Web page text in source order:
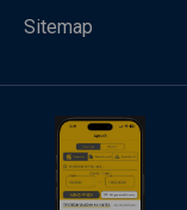
Sitemap